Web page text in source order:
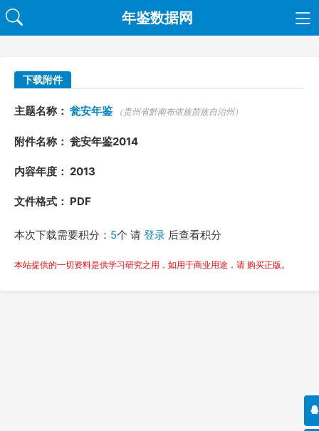
年鉴数据网
下载附件
主题名称： 瓮安年鉴 （贵州省黔南布依族苗族自治州）
附件名称： 瓮安年鉴2014
内容年度： 2013
文件格式： PDF
本次下载需要积分： 5个 请 登录 后查看积分
本站提供的一切资料是供学习研究之用，如用于商业用途，请 购买正版。